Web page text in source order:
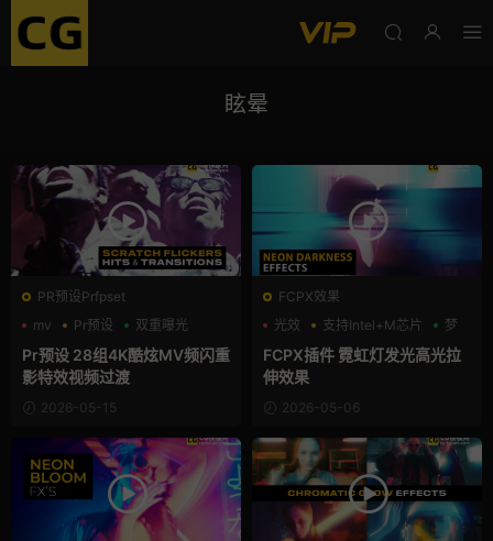
眩晕
PR预设Prfpset
mv
Pr预设 双重曝光
Pr预设 28组4K酷炫MV频闪重
影特效视频过渡
2026-05-15
FCPX效果
光效
支持Intel+M芯片 梦
FCPX插件 霓虹灯发光高光拉
伸效果
2026-05-06